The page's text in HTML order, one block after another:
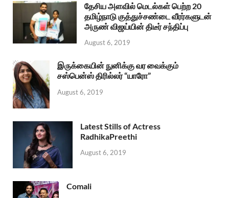
தேசிய அளவில் மெடல்கள் பெற்ற 20
தமிழ்நாடு குத்துச்சண்டை வீரர்களுடன்
அருண் விஜய்யின் திடீர் சந்திப்பு
August 6, 2019
இருக்கையின் நுனிக்கு வர வைக்கும்
சஸ்பென்ஸ் திரில்லர் “யாரோ”
August 6, 2019
Latest Stills of Actress
RadhikaPreethi
August 6, 2019
Comali